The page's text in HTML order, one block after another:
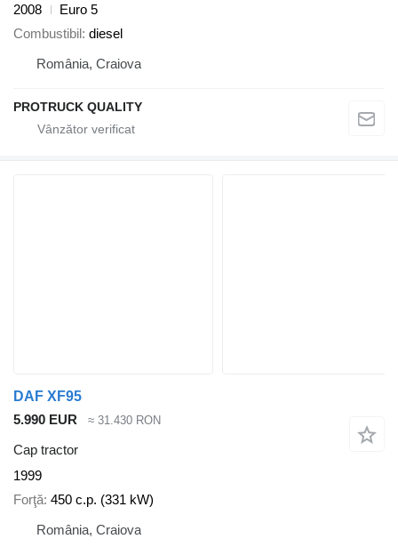
2008
Euro 5
Combustibil diesel
România, Craiova
PROTRUCK QUALITY
DAF XF95
5.990 EUR
≈ 31.430 RON
Cap tractor
1999
Forţă 450 c.p. (331 kW)
România, Craiova